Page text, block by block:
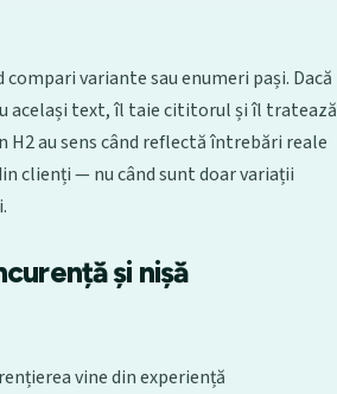
variante sau enumeri pași. Dacă
același text, îl taie cititorul și îl tratează
au sens când reflectă întrebări reale
clienți — nu când sunt doar variații
și nișă
vine din experiență